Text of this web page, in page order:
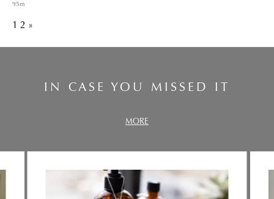
95m
1 2 »
IN CASE YOU MISSED IT
MORE